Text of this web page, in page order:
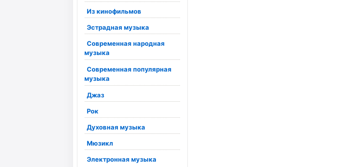
Из кинофильмов
Эстрадная музыка
Современная народная
музыка
Современная популярная
музыка
Джаз
Рок
Духовная музыка
Мюзикл
Электронная музыка